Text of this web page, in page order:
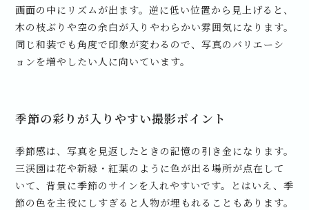
画面の中にリズムが出ます。逆に低い位置から見上げると、
木の枝ぶりや空の余白が入りやわらかい雰囲気になります。
同じ和装でも角度で印象が変わるので、写真のバリエーシ
ョンを増やしたい人に向いています。
季節の彩りが入りやすい撮影ポイント
季節感は、写真を見返したときの記憶の引き金になります。
三渓園は花や新緑・紅葉のように色が出る場所が点在して
いて、背景に季節のサインを入れやすいです。とはいえ、季
節の色を主役にしすぎると人物が埋もれることもあります。